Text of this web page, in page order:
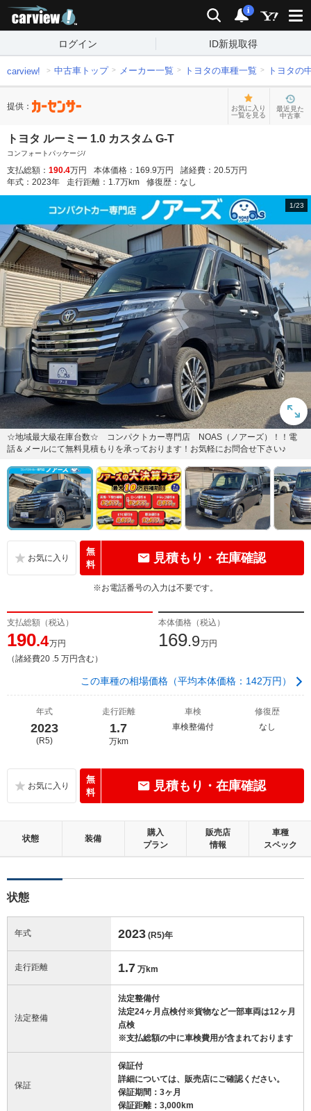
検索 通知
i
ログイン ID新規取得
carview! 中古車トップ メーカー一覧 トヨタの車種一覧 トヨタの
提供：
お気に入り
一覧を見る
最近見た
中古車
トヨタ ルーミー 1.0 カスタム G-T
コンフォートパッケージ/
支払総額： 190.4万円 本体価格： 169.9万円 諸経費： 20.5万円
年式： 2023年 走行距離： 1.7万km 修復歴： なし
1/23
☆地域最大級在庫台数☆ コンパクトカー専門店 NOAS（ノアーズ）！！電
話＆メールにて無料見積もりを承っております！お気軽にお問合せ下さい♪
無
料
見積もり・在庫確認
※お電話番号の入力は不要です。
支払総額（税込）
190.4万円
（諸経費20 .5 万円含む）
本体価格（税込）
169.9万円
この車種の相場価格（平均本体価格：142万円）
年式
2023
(R5)
走行距離
1.7
万km
車検
車検整備付
修復歴
なし
無
料
見積もり・在庫確認
状態 装備
購入
プラン
販売店
情報
車種
スペック
状態
年式 2023 (R5)年
走行距離 1.7 万km
法定整備
法定整備付
法定24ヶ月点検付※貨物など一部車両は12ヶ月
点検
※支払総額の中に車検費用が含まれております
保証
保証付
詳細については、販売店にご確認ください。
保証期間：3ヶ月
保証距離：3,000km